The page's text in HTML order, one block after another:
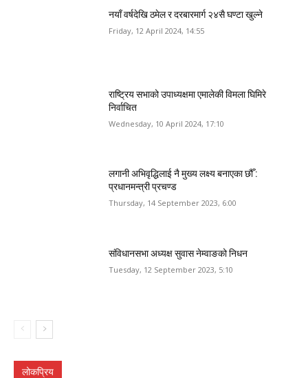
नयाँ वर्षदेखि ठमेल र दरबारमार्ग २४सै घण्टा खुल्ने
Friday, 12 April 2024, 14:55
राष्ट्रिय सभाको उपाध्यक्षमा एमालेकी विमला घिमिरे
निर्वाचित
Wednesday, 10 April 2024, 17:10
लगानी अभिवृद्धिलाई नै मुख्य लक्ष्य बनाएका छौँ :
प्रधानमन्त्री प्रचण्ड
Thursday, 14 September 2023, 6:00
संविधानसभा अध्यक्ष सुवास नेम्वाङको निधन
Tuesday, 12 September 2023, 5:10
लोकप्रिय